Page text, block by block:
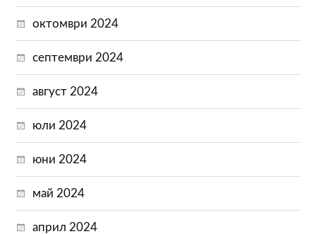
октомври 2024
септември 2024
август 2024
юли 2024
юни 2024
май 2024
април 2024